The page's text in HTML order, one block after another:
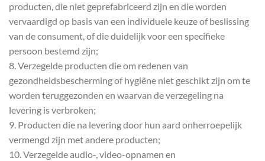
producten, die niet geprefabriceerd zijn en die worden
vervaardigd op basis van een individuele keuze of beslissing
van de consument, of die duidelijk voor een specifieke
persoon bestemd zijn;
8. Verzegelde producten die om redenen van
gezondheidsbescherming of hygiëne niet geschikt zijn om te
worden teruggezonden en waarvan de verzegeling na
levering is verbroken;
9. Producten die na levering door hun aard onherroepelijk
vermengd zijn met andere producten;
10. Verzegelde audio-, video-opnamen en